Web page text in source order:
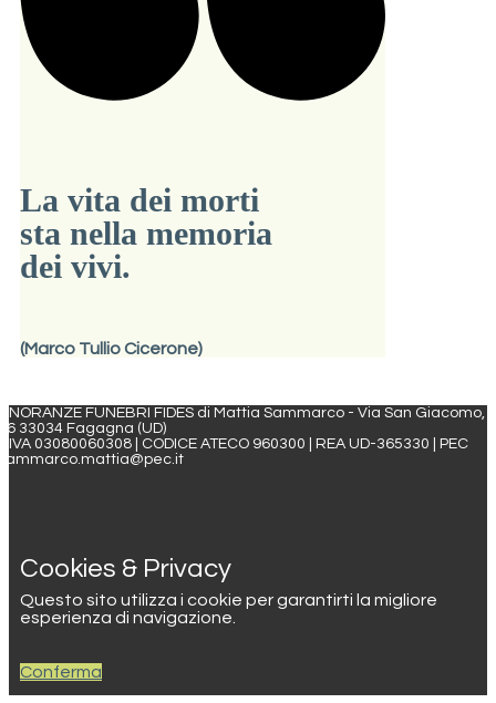
La vita dei morti
sta nella memoria
dei vivi.
(Marco Tullio Cicerone)
FUNEBRI FIDES di Mattia Sammarco - Via San Giacomo,
33034 Fagagna (UD)
03080060308 | CODICE ATECO 960300 | REA UD-365330 | PEC
Cookies & Privacy
Questo sito utilizza i cookie per garantirti la migliore
esperienza di navigazione.
Conferma